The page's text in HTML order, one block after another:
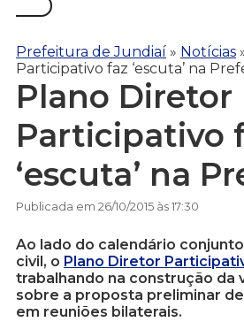
Prefeitura de Jundiaí » Notícias
Participativo faz ‘escuta’ na
Plano Diretor
Participativo
‘escuta’ na
Publicada em 26/10/2015 às 17:30
Ao lado do calendário
civil, o Plano Diretor
trabalhando na construção da
sobre a proposta preliminar
em reuniões bilaterais.